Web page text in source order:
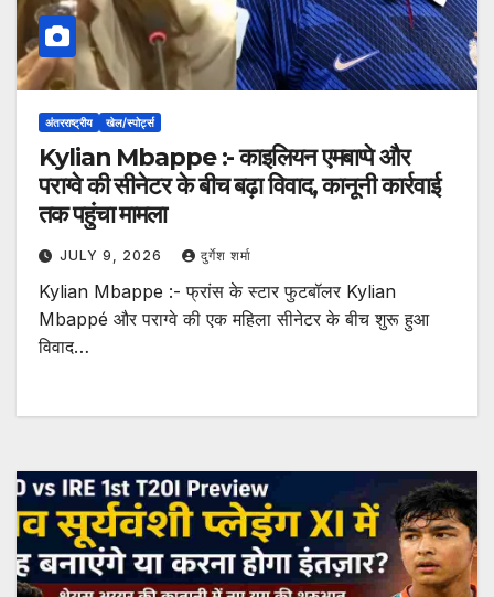
अंतरराष्ट्रीय खेल/स्पोर्ट्स
Kylian Mbappe :- काइलियन एमबाप्पे और
पराग्वे की सीनेटर के बीच बढ़ा विवाद, कानूनी कार्रवाई
तक पहुंचा मामला
JULY 9, 2026 दुर्गेश शर्मा
Kylian Mbappe :- फ्रांस के स्टार फुटबॉलर Kylian
Mbappé और पराग्वे की एक महिला सीनेटर के बीच शुरू हुआ
विवाद…